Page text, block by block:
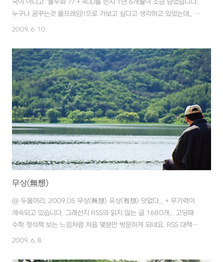
국이 아니고 "불두화"?? + 40D를 쓴지 1년 6개월이 조금 넘었습니다.
누구나 꿈꾸는것 풀프레임!!으로 가보고 싶다고 생각하고 있었는데,, 현
실적으로 지금 가능하네요. 남들은 저축해서 집을 사라하지만~~ ㅠㅠ
무섭다는~
2009. 6. 10.
무상(無想)
@ 두물머리, 2009.05 무상(無想) 유상(有想) 덧없다... + 무기력이
계속되고 있습니다. 그래선지 RSS의 읽지 않는 글 1680개... 고딩때
수학 정석책 보는 느낌처럼 처음 몇분만 방문하게 되네요. RSS 대책이
필요하지 싶습니다. ㅠㅠ
2009. 6. 8.